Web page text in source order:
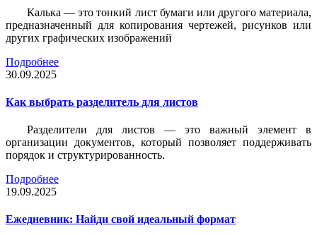
Калька — это тонкий лист бумаги или другого материала,
предназначенный для копирования чертежей, рисунков или
других графических изображений
Подробнее
30.09.2025
Как выбрать разделитель для листов
Разделители для листов — это важный элемент в
организации документов, который позволяет поддерживать
порядок и структурированность.
Подробнее
19.09.2025
Ежедневник: Найди свой идеальный формат